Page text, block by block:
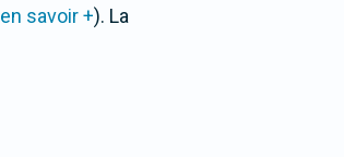
en savoir +). La